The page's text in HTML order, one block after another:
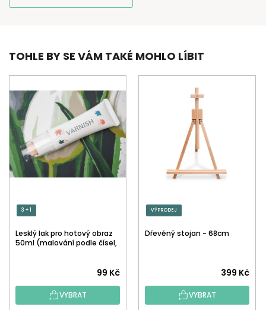
TOHLE BY SE VÁM TAKÉ MOHLO LÍBIT
3 + 1
Lesklý lak pro hotový obraz
50ml (malování podle čísel,
hodnocení
produktu
99 Kč
VYBRAT
VÝPRODEJ
Dřevěný stojan - 68cm
399 Kč
VYBRAT